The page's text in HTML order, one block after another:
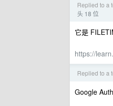
Replied to a
头 18 位
它是
https://
Replied to a
Google